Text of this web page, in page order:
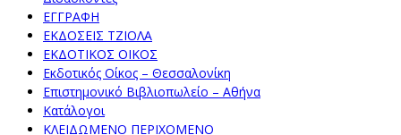
ΕΓΓΡΑΦΗ
ΕΚΔΟΣΕΙΣ ΤΖΙΟΛΑ
ΕΚΔΟΤΙΚΟΣ ΟΙΚΟΣ
Εκδοτικός Οίκος – Θεσσαλονίκη
Επιστημονικό Βιβλιοπωλείο – Αθήνα
Κατάλογοι
ΚΛΕΙΔΩΜΕΝΟ ΠΕΡΙΧΟΜΕΝΟ